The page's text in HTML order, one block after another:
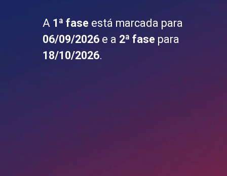
A 1ª fase está marcada para
06/09/2026e a 2ª fase para
18/10/2026.